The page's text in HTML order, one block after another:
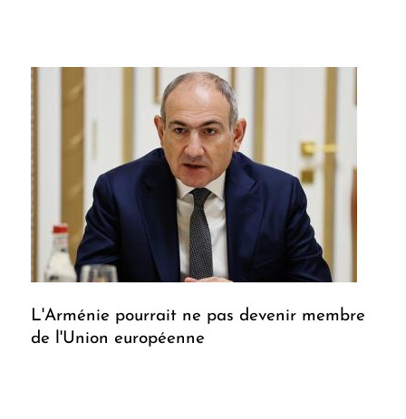
L'Arménie pourrait ne pas devenir membre
de l'Union européenne